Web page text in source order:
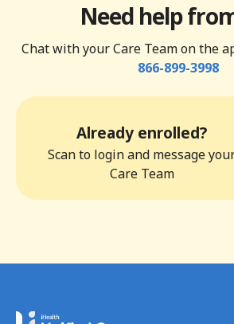
Need help
Chat with your Care Team on the
866-899-3998
Already enrolled?
Scan to login and message
Care Team